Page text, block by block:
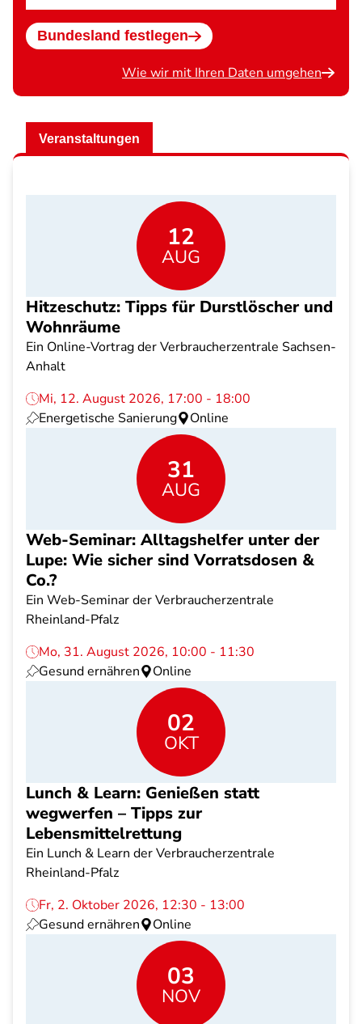
wählen
Bundesland festlegen
Wie wir mit Ihren Daten umgehen
Veranstaltungen
12
AUG
Hitzeschutz: Tipps für Durstlöscher und
Wohnräume
Ein Online-Vortrag der Verbraucherzentrale Sachsen-
Anhalt
Mi, 12. August 2026, 17:00 - 18:00
Energetische Sanierung
Online
31
AUG
Web-Seminar: Alltagshelfer unter der
Lupe: Wie sicher sind Vorratsdosen &
Co.?
Ein Web-Seminar der Verbraucherzentrale
Rheinland-Pfalz
Mo, 31. August 2026, 10:00 - 11:30
Gesund ernähren
Online
02
OKT
Lunch & Learn: Genießen statt
wegwerfen – Tipps zur
Lebensmittelrettung
Ein Lunch & Learn der Verbraucherzentrale
Rheinland-Pfalz
Fr, 2. Oktober 2026, 12:30 - 13:00
Gesund ernähren
Online
03
NOV